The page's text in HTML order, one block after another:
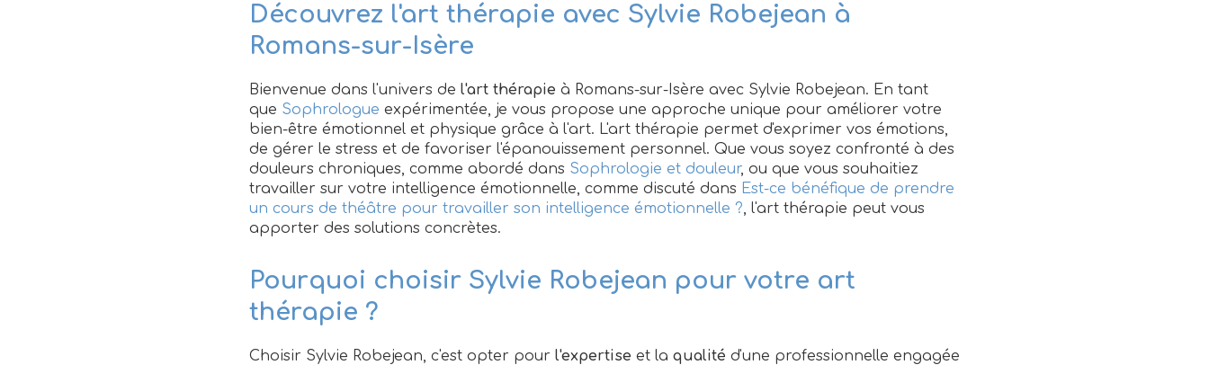
Découvrez l'art thérapie avec Sylvie Robejean à
Romans-sur-Isère
Bienvenue dans l'univers de l'art thérapie à Romans-sur-Isère avec Sylvie Robejean. En tant
que Sophrologue expérimentée, je vous propose une approche unique pour améliorer votre
bien-être émotionnel et physique grâce à l'art. L'art thérapie permet d'exprimer vos émotions,
de gérer le stress et de favoriser l'épanouissement personnel. Que vous soyez confronté à des
douleurs chroniques, comme abordé dans Sophrologie et douleur, ou que vous souhaitiez
travailler sur votre intelligence émotionnelle, comme discuté dans Est-ce bénéfique de prendre
un cours de théâtre pour travailler son intelligence émotionnelle ?, l'art thérapie peut vous
apporter des solutions concrètes.
Pourquoi choisir Sylvie Robejean pour votre art
thérapie ?
Choisir Sylvie Robejean, c'est opter pour l'expertise et la qualité d'une professionnelle engagée